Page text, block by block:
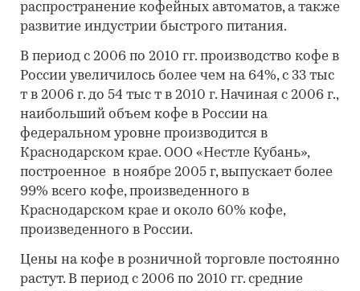
распространение кофейных автоматов, а также
развитие индустрии быстрого питания.
В период с 2006 по 2010 гг. производство кофе в
России увеличилось более чем на 64%, с 33 тыс
т в 2006 г. до 54 тыс т в 2010 г. Начиная с 2006 г.,
наибольший объем кофе в России на
федеральном уровне производится в
Краснодарском крае. ООО «Нестле Кубань»,
построенное в ноябре 2005 г, выпускает более
99% всего кофе, произведенного в
Краснодарском крае и около 60% кофе,
произведенного в России.
Цены на кофе в розничной торговле постоянно
растут. В период с 2006 по 2010 гг. средние